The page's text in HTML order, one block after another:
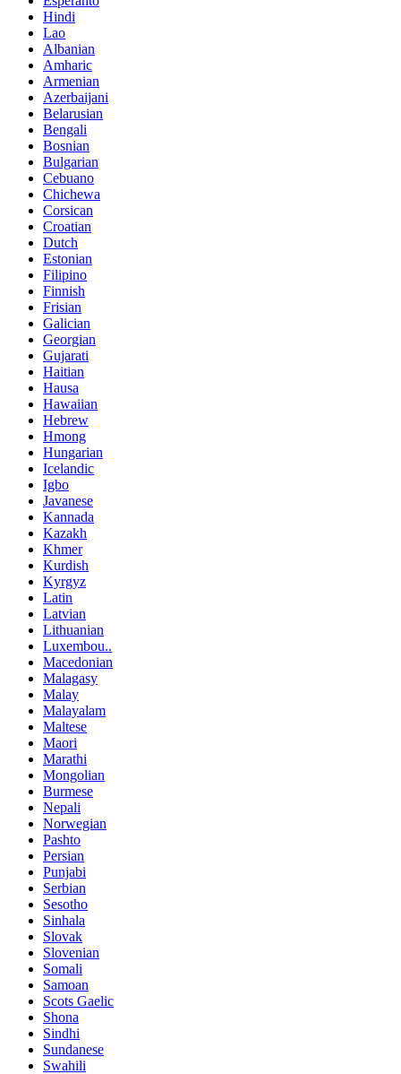
Hindi
Lao
Albanian
Amharic
Armenian
Azerbaijani
Belarusian
Bengali
Bosnian
Bulgarian
Cebuano
Chichewa
Corsican
Croatian
Dutch
Estonian
Filipino
Finnish
Frisian
Galician
Georgian
Gujarati
Haitian
Hausa
Hawaiian
Hebrew
Hmong
Hungarian
Icelandic
Igbo
Javanese
Kannada
Kazakh
Khmer
Kurdish
Kyrgyz
Latin
Latvian
Lithuanian
Luxembou..
Macedonian
Malagasy
Malay
Malayalam
Maltese
Maori
Marathi
Mongolian
Burmese
Nepali
Norwegian
Pashto
Persian
Punjabi
Serbian
Sesotho
Sinhala
Slovak
Slovenian
Somali
Samoan
Scots Gaelic
Shona
Sindhi
Sundanese
Swahili